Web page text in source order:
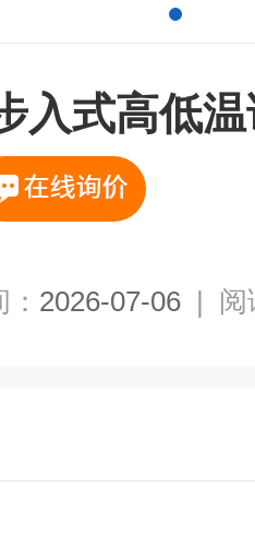
入式高低
2026-07-06 | 阅